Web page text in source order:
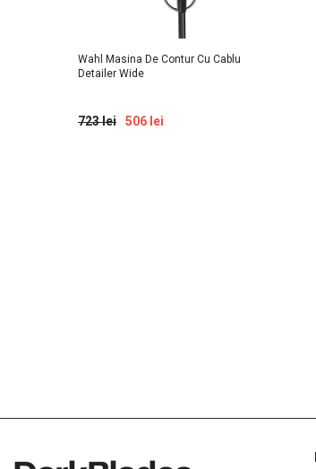
Wahl Masina De Contur Cu Cablu
Detailer Wide
723 lei 506 lei